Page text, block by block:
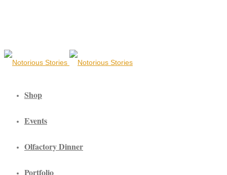
Shop
Events
Olfactory Dinner
Portfolio